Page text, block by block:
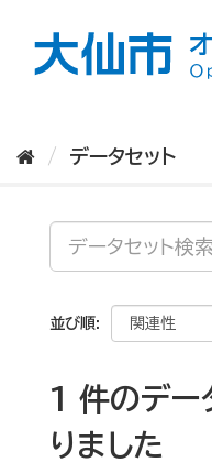
データセット
並び順
1 件のデー
りました